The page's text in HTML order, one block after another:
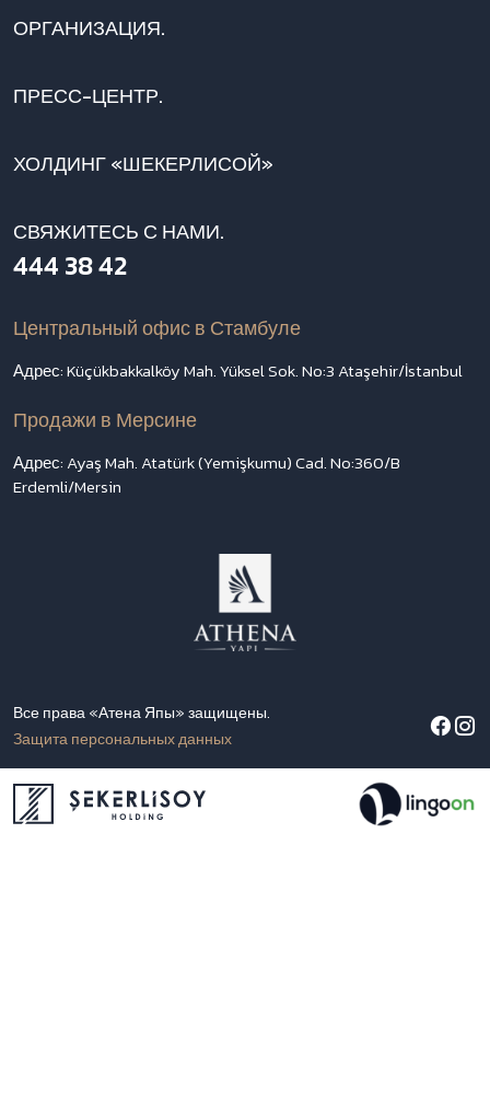
ОРГАНИЗАЦИЯ.
ПРЕСС-ЦЕНТР.
ХОЛДИНГ «ШЕКЕРЛИСОЙ»
СВЯЖИТЕСЬ С НАМИ.
444 38 42
Центральный офис в Стамбуле
Адрес: Küçükbakkalköy Mah. Yüksel Sok. No:3 Ataşehir/İstanbul
Продажи в Мерсине
Адрес: Ayaş Mah. Atatürk (Yemişkumu) Cad. No:360/B
Erdemli/Mersin
Все права «Атена Япы» защищены.
Защита персональных данных